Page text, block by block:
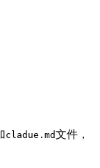
cladue.md文件，